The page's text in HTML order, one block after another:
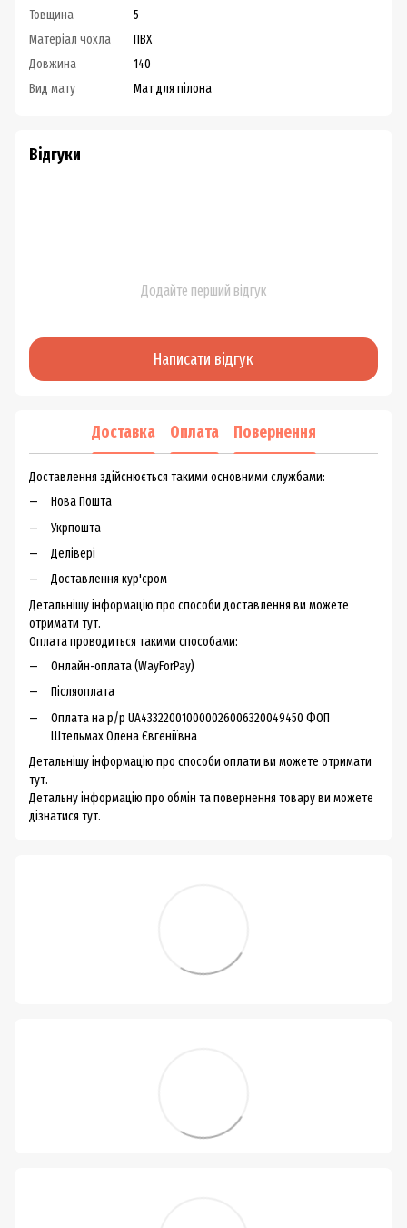
Товщина
5
Матеріал чохла
ПВХ
Довжина
140
Вид мату
Мат для пілона
Відгуки
Додайте перший відгук
Написати відгук
Доставка Оплата Повернення
Доставлення здійснюється такими основними службами:
Нова Пошта
Укрпошта
Делівері
Доставлення кур'єром
Детальнішу інформацію про способи доставлення ви можете
отримати тут.
Оплата проводиться такими способами:
Онлайн-оплата (WayForPay)
Післяоплата
Оплата на р/р UA433220010000026006320049450 ФОП
Штельмах Олена Євгеніївна
Детальнішу інформацію про способи оплати ви можете отримати
тут.
Детальну інформацію про обмін та повернення товару ви можете
дізнатися тут.